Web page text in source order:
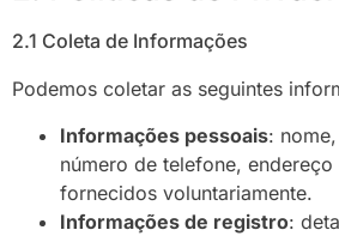
2.1 Coleta de Informações
Podemos coletar as seguintes
Informações pessoais:
número de telefone,
fornecidos voluntariamente.
Informações de registro: